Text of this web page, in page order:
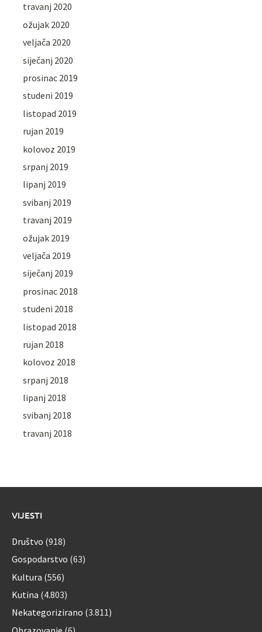
travanj 2020
ožujak 2020
veljača 2020
siječanj 2020
prosinac 2019
studeni 2019
listopad 2019
rujan 2019
kolovoz 2019
srpanj 2019
lipanj 2019
svibanj 2019
travanj 2019
ožujak 2019
veljača 2019
siječanj 2019
prosinac 2018
studeni 2018
listopad 2018
rujan 2018
kolovoz 2018
srpanj 2018
lipanj 2018
svibanj 2018
travanj 2018
VIJESTI
Društvo (918)
Gospodarstvo (63)
Kultura (556)
Kutina (4.803)
Nekategorizirano (3.811)